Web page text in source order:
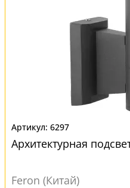
6297
Архитектурная
Feron (Китай)